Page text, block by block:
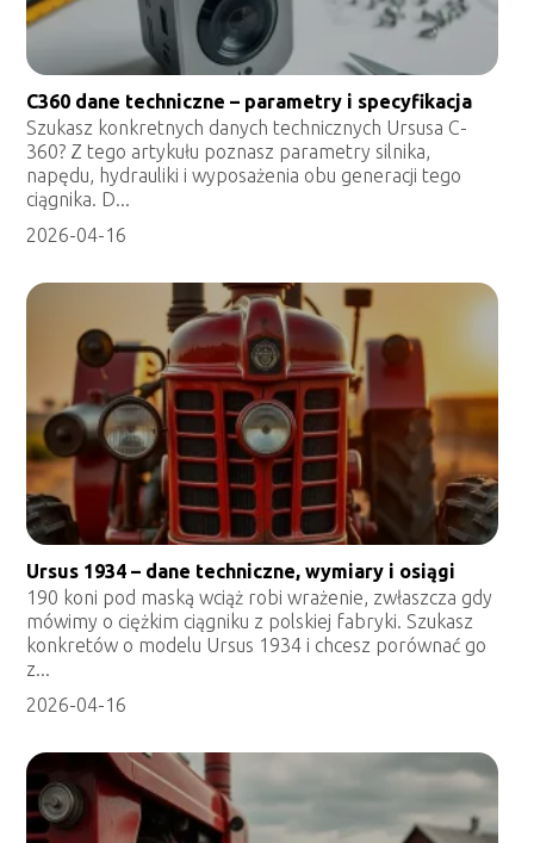
C360 dane techniczne – parametry i specyfikacja
Szukasz konkretnych danych technicznych Ursusa C-
360? Z tego artykułu poznasz parametry silnika,
napędu, hydrauliki i wyposażenia obu generacji tego
ciągnika. D...
2026-04-16
Ursus 1934 – dane techniczne, wymiary i osiągi
190 koni pod maską wciąż robi wrażenie, zwłaszcza gdy
mówimy o ciężkim ciągniku z polskiej fabryki. Szukasz
konkretów o modelu Ursus 1934 i chcesz porównać go
z...
2026-04-16